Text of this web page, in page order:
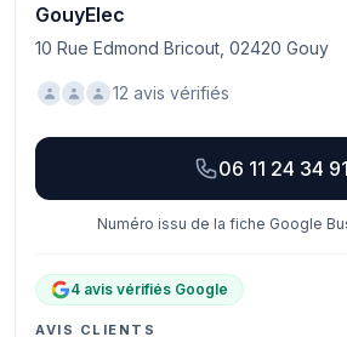
GouyElec
10 Rue Edmond Bricout, 02420 Gouy
12 avis vérifiés
06 11 24 34 91
Numéro issu de la fiche Google
4 avis vérifiés Google
AVIS CLIENTS